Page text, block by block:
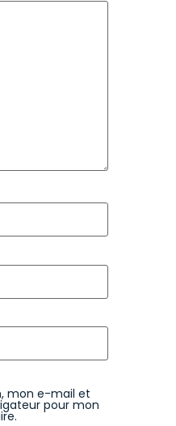
mon e-mail et
pour mon